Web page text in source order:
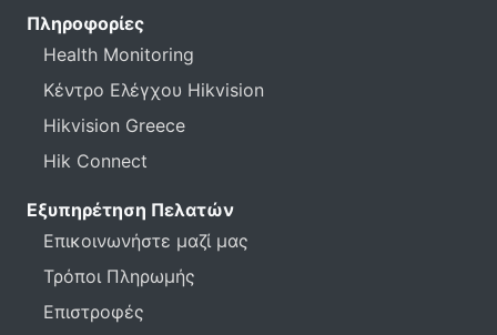
Πληροφορίες
Health Monitoring
Κέντρο Ελέγχου Hikvision
Hikvision Greece
Hik Connect
Εξυπηρέτηση Πελατών
Επικοινωνήστε μαζί μας
Τρόποι Πληρωμής
Επιστροφές